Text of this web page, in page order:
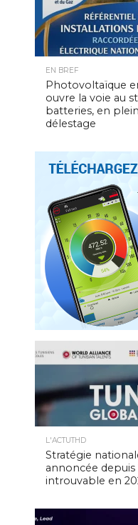
EN BREF
Photovoltaïque
ouvre la voie au
batteries, en
délestage
L'ACTUTHD
Stratégie
annoncée depuis
introuvable en